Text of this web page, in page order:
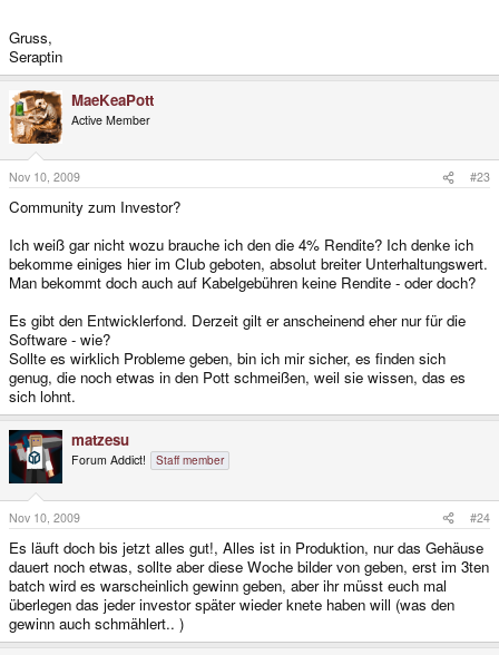
Gruss,
Seraptin
MaeKeaPott
Active Member
Nov 10, 2009 #23
Community zum Investor?
Ich weiß gar nicht wozu brauche ich den die 4% Rendite? Ich denke ich
bekomme einiges hier im Club geboten, absolut breiter Unterhaltungswert.
Man bekommt doch auch auf Kabelgebühren keine Rendite - oder doch?
Es gibt den Entwicklerfond. Derzeit gilt er anscheinend eher nur für die
Software - wie?
Sollte es wirklich Probleme geben, bin ich mir sicher, es finden sich
genug, die noch etwas in den Pott schmeißen, weil sie wissen, das es
sich lohnt.
matzesu
Forum Addict! Staff member
Nov 10, 2009 #24
Es läuft doch bis jetzt alles gut!, Alles ist in Produktion, nur das Gehäuse
dauert noch etwas, sollte aber diese Woche bilder von geben, erst im 3ten
batch wird es warscheinlich gewinn geben, aber ihr müsst euch mal
überlegen das jeder investor später wieder knete haben will (was den
gewinn auch schmählert.. )